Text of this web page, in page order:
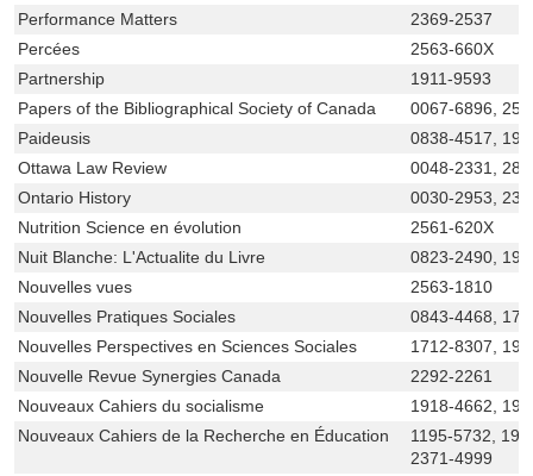
Performance Matters
2369-2537
Percées
2563-660X
Partnership
1911-9593
Papers of the Bibliographical Society of Canada
0067-6896,
Paideusis
0838-4517,
Ottawa Law Review
0048-2331,
Ontario History
0030-2953,
Nutrition Science en évolution
2561-620X
Nuit Blanche: L'Actualite du Livre
0823-2490,
Nouvelles vues
2563-1810
Nouvelles Pratiques Sociales
0843-4468,
Nouvelles Perspectives en Sciences Sociales
1712-8307,
Nouvelle Revue Synergies Canada
2292-2261
Nouveaux Cahiers du socialisme
1918-4662,
Nouveaux Cahiers de la Recherche en Éducation
1195-5732,
2371-4999